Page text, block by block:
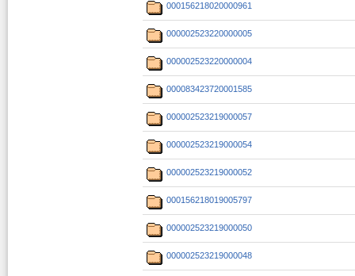
000156218020000961
000002523220000005
000002523220000004
000083423720001585
000002523219000057
000002523219000054
000002523219000052
000156218019005797
000002523219000050
000002523219000048